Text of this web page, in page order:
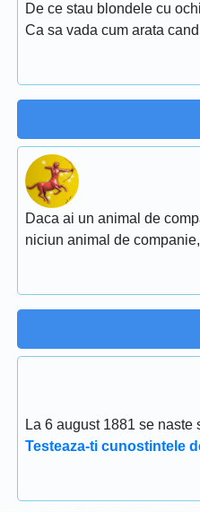
De ce stau blondele cu
Ca sa vada cum arata
Daca ai un animal de
niciun animal de
La 6 august 1881 se
Testeaza-ti cunostintele